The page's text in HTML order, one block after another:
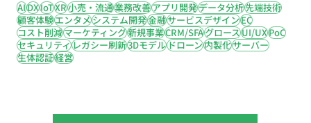
AIDXIoTXR小売・流通業務改善アプリ開発データ分析先端技術
顧客体験エンタメシステム開発金融サービスデザインEC
コスト削減マーケティング新規事業CRM/SFAグロースUI/UXPoC
セキュリティレガシー刷新3Dモデルドローン内製化サーバー
生体認証経営